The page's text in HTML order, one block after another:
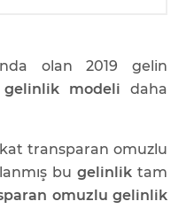
olan 2019 gelin
gelinlik modeli daha
transparan omuzlu
bu gelinlik tam
omuzlu gelinlik